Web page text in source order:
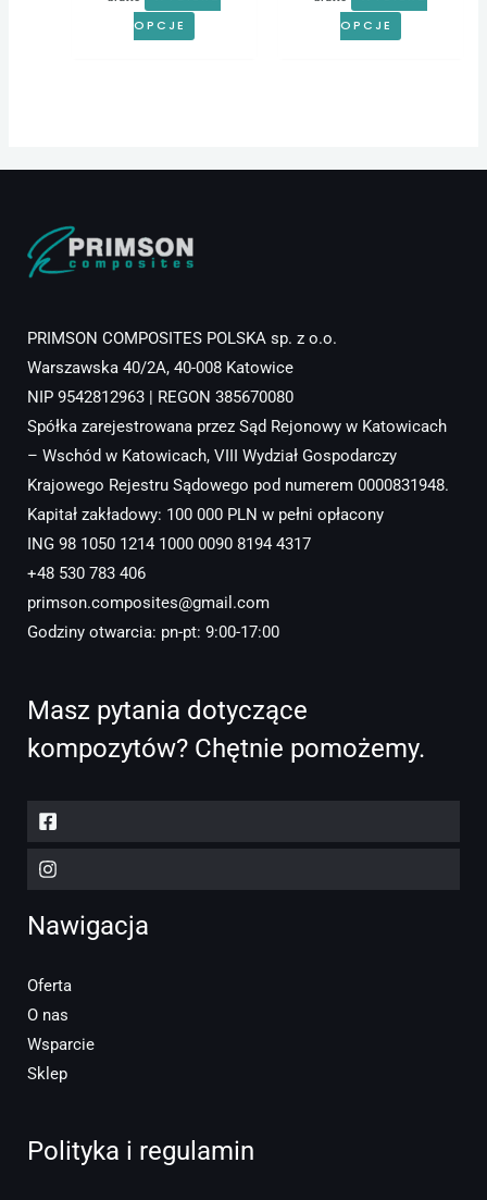
OPCJE
OPCJE
PRIMSON COMPOSITES POLSKA sp. z o.o.
Warszawska 40/2A, 40-008 Katowice
NIP 9542812963 | REGON 385670080
Spółka zarejestrowana przez Sąd Rejonowy w Katowicach
– Wschód w Katowicach, VIII Wydział Gospodarczy
Krajowego Rejestru Sądowego pod numerem 0000831948.
Kapitał zakładowy: 100 000 PLN w pełni opłacony
ING 98 1050 1214 1000 0090 8194 4317
+48 530 783 406
primson.composites@gmail.com
Godziny otwarcia: pn-pt: 9:00-17:00
Masz pytania dotyczące
kompozytów? Chętnie pomożemy.
Nawigacja
Oferta
O nas
Wsparcie
Sklep
Polityka i regulamin